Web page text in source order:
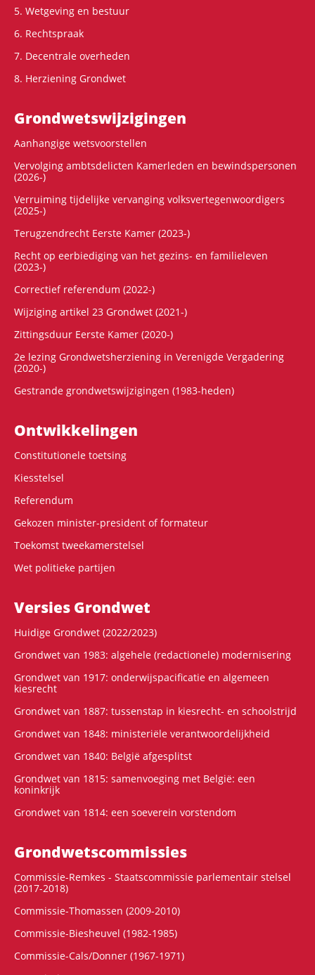
5. Wetgeving en bestuur
6. Rechtspraak
7. Decentrale overheden
8. Herziening Grondwet
Grondwets­wijzigingen
Aanhangige wetsvoorstellen
Vervolging ambtsdelicten Kamerleden en bewindspersonen
(2026-)
Verruiming tijdelijke vervanging volksvertegenwoordigers
(2025-)
Terugzendrecht Eerste Kamer (2023-)
Recht op eerbiediging van het gezins- en familieleven
(2023-)
Correctief referendum (2022-)
Wijziging artikel 23 Grondwet (2021-)
Zittingsduur Eerste Kamer (2020-)
2e lezing Grondwetsherziening in Verenigde Vergadering
(2020-)
Gestrande grondwetswijzigingen (1983-heden)
Ontwikke­lingen
Constitutionele toetsing
Kiesstelsel
Referendum
Gekozen minister-president of formateur
Toekomst tweekamerstelsel
Wet politieke partijen
Versies Grondwet
Huidige Grondwet (2022/2023)
Grondwet van 1983: algehele (redactionele) modernisering
Grondwet van 1917: onderwijspacificatie en algemeen
kiesrecht
Grondwet van 1887: tussenstap in kiesrecht- en schoolstrijd
Grondwet van 1848: ministeriële verantwoordelijkheid
Grondwet van 1840: België afgesplitst
Grondwet van 1815: samenvoeging met België: een
koninkrijk
Grondwet van 1814: een soeverein vorstendom
Grondwets­commissies
Commissie-Remkes - Staatscommissie parlementair stelsel
(2017-2018)
Commissie-Thomassen (2009-2010)
Commissie-Biesheuvel (1982-1985)
Commissie-Cals/Donner (1967-1971)